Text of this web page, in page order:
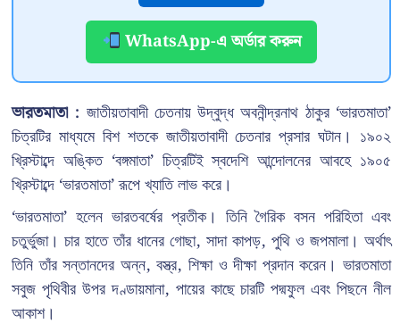
WhatsApp-এ অর্ডার করুন
ভারতমাতা : জাতীয়তাবাদী চেতনায় উদ্বুদ্ধ অবনীন্দ্রনাথ ঠাকুর ‘ভারতমাতা’
চিত্রটির মাধ্যমে বিশ শতকে জাতীয়তাবাদী চেতনার প্রসার ঘটান। ১৯০২
খ্রিস্টাব্দে অঙ্কিত ‘বঙ্গমাতা’ চিত্রটিই স্বদেশি আন্দোলনের আবহে ১৯০৫
খ্রিস্টাব্দে ‘ভারতমাতা’ রূপে খ্যাতি লাভ করে।
‘ভারতমাতা’ হলেন ভারতবর্ষের প্রতীক। তিনি গৈরিক বসন পরিহিতা এবং
চতুর্ভুজা। চার হাতে তাঁর ধানের গোছা, সাদা কাপড়, পুথি ও জপমালা। অর্থাৎ
তিনি তাঁর সন্তানদের অন্ন, বস্ত্র, শিক্ষা ও দীক্ষা প্রদান করেন। ভারতমাতা
সবুজ পৃথিবীর উপর দণ্ডায়মানা, পায়ের কাছে চারটি পদ্মফুল এবং পিছনে নীল
আকাশ।